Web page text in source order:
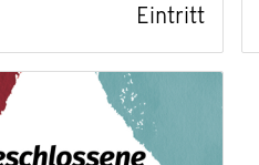
Eintritt